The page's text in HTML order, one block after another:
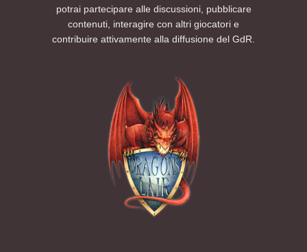
potrai partecipare alle discussioni, pubblicare
contenuti, interagire con altri giocatori e
contribuire attivamente alla diffusione del GdR.